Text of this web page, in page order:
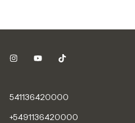
541136420000
+5491136420000